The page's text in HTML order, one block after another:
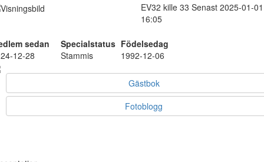
EV32 kille 33 Senast 2025-01-01
16:05
sedan Specialstatus Födelsedag
12-28
Stammis 1992-12-06
Gästbok
Fotoblogg